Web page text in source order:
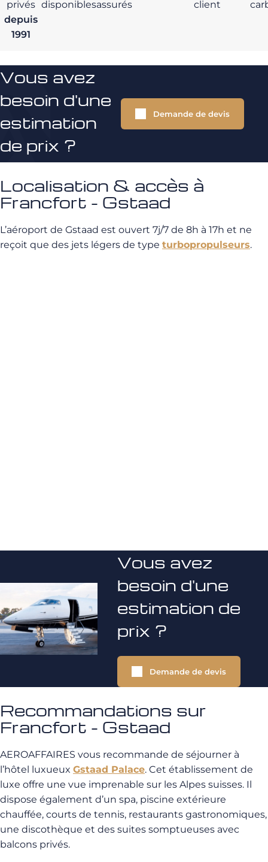
privés
depuis
1991
disponiblesassurés client
Vous avez
besoin d'une
estimation
de prix ?
Demande de devis
Localisation & accès à
Francfort - Gstaad
L’aéroport de Gstaad est ouvert 7j/7 de 8h à 17h et ne
reçoit que des jets légers de type turbopropulseurs.
Vous avez
besoin d'une
estimation de
prix ?
Demande de devis
Recommandations sur
Francfort - Gstaad
AEROAFFAIRES vous recommande de séjourner à
l’hôtel luxueux Gstaad Palace. Cet établissement de
luxe offre une vue imprenable sur les Alpes suisses. Il
dispose également d’un spa, piscine extérieure
chauffée, courts de tennis, restaurants gastronomiques,
une discothèque et des suites somptueuses avec
balcons privés.